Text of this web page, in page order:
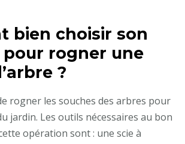
bien choisir son
rogner une
?
rogner les souches des arbres pour
jardin. Les outils nécessaires au bon
opération sont : une scie à